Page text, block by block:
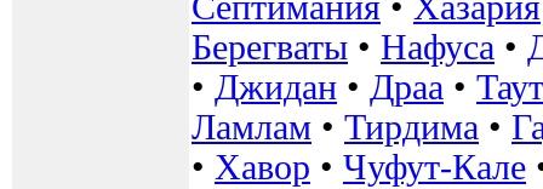
Берегваты • Нафуса •
• Джидан • Драа • Таут
Ламлам • Тирдима •
• Хавор • Чуфут-Кале